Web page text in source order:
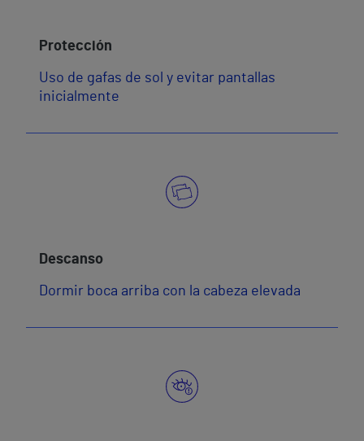
Protección
Uso de gafas de sol y evitar pantallas
inicialmente
Descanso
Dormir boca arriba con la cabeza elevada